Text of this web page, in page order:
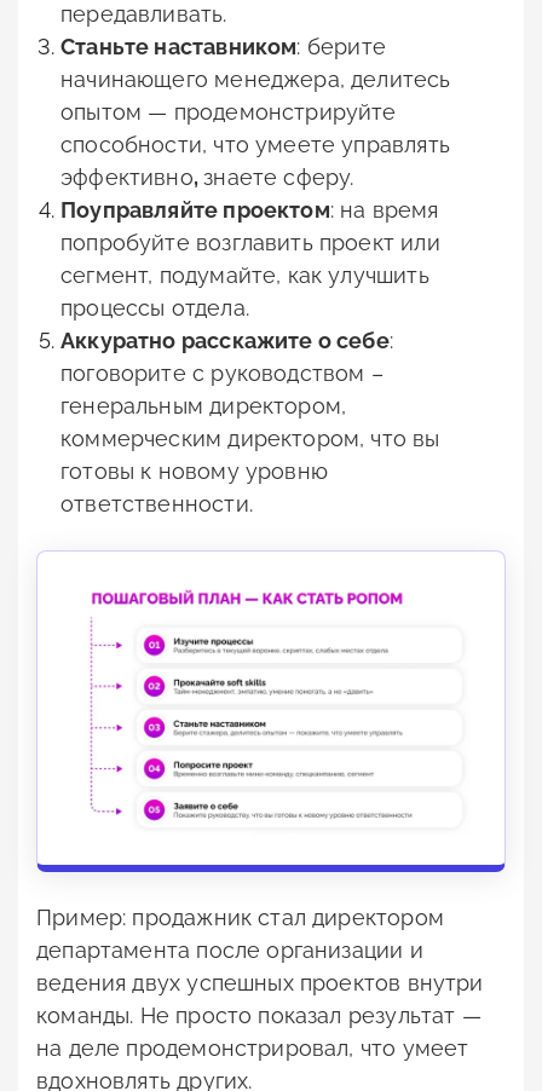
передавливать.
Станьте наставником: берите
начинающего менеджера, делитесь
опытом — продемонстрируйте
способности, что умеете управлять
эффективно,знаете сферу.
Поуправляйте проектом: на время
попробуйте возглавить проект или
сегмент, подумайте, как улучшить
процессы отдела.
Аккуратно расскажите о себе:
поговорите с руководством –
генеральным директором,
коммерческим директором, что вы
готовы к новому уровню
ответственности.
Пример: продажник стал директором
департамента после организации и
ведения двух успешных проектов внутри
команды. Не просто показал результат —
на деле продемонстрировал, что умеет
вдохновлять других.